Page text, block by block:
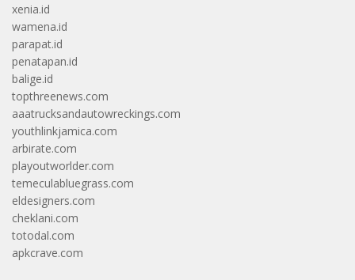
xenia.id
wamena.id
parapat.id
penatapan.id
balige.id
topthreenews.com
aaatrucksandautowreckings.com
youthlinkjamica.com
arbirate.com
playoutworlder.com
temeculabluegrass.com
eldesigners.com
cheklani.com
totodal.com
apkcrave.com